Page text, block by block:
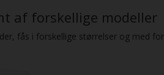
af forskellige modeller
fås i forskellige størrelser og med